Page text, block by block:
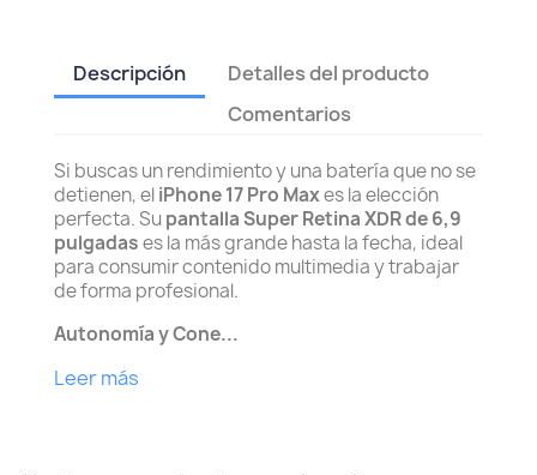
Descripción
Detalles del producto
Comentarios
Si buscas un rendimiento y una batería que no se
detienen, eliPhone 17 Pro Maxes la elección
perfecta. Supantalla Super Retina XDR de 6,9
pulgadases la más grande hasta la fecha, ideal
para consumir contenido multimedia y trabajar
de forma profesional.
Autonomía y Cone...
Leer más